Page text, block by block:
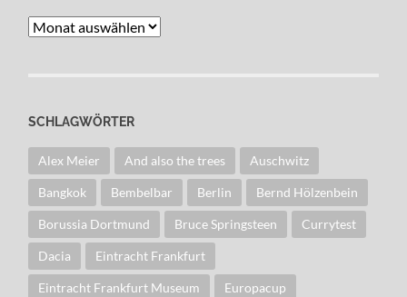
Archiv
SCHLAGWÖRTER
Alex Meier And also the trees Auschwitz
Bangkok Bembelbar Berlin Bernd Hölzenbein
Borussia Dortmund Bruce Springsteen Currytest
Dacia Eintracht Frankfurt
Eintracht Frankfurt Museum Europacup